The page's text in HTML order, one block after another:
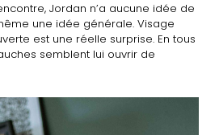
Jordan n’a aucune idée de
une idée générale. Visage
est une réelle surprise. En tous
semblent lui ouvrir de